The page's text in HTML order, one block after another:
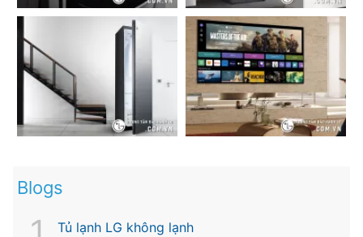
Blogs
Tủ lạnh LG không lạnh